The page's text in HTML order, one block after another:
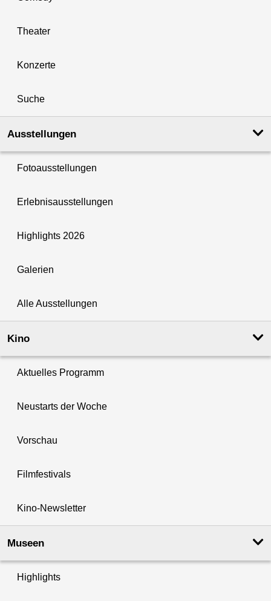
Theater
Konzerte
Suche
Ausstellungen
Fotoausstellungen
Erlebnisausstellungen
Highlights 2026
Galerien
Alle Ausstellungen
Kino
Aktuelles Programm
Neustarts der Woche
Vorschau
Filmfestivals
Kino-Newsletter
Museen
Highlights